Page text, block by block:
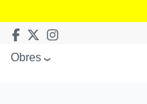
Obres